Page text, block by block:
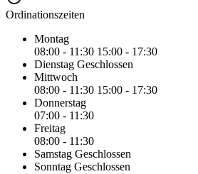
Ordinationszeiten
Montag
08:00 - 11:30 15:00 - 17:30
Dienstag Geschlossen
Mittwoch
08:00 - 11:30 15:00 - 17:30
Donnerstag
07:00 - 11:30
Freitag
08:00 - 11:30
Samstag Geschlossen
Sonntag Geschlossen